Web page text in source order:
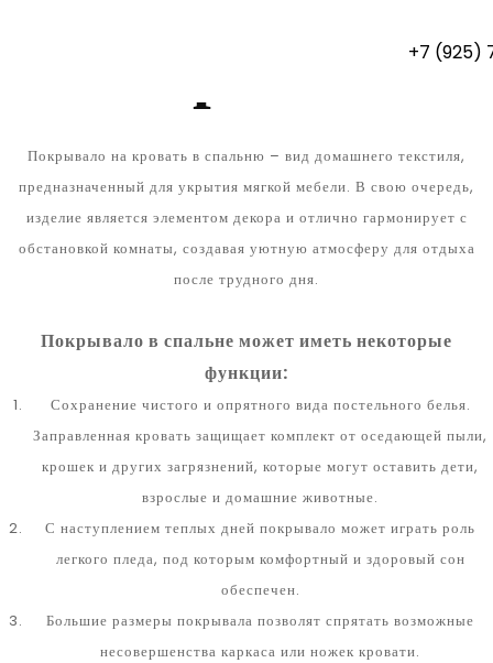
+7 (925)
Покрывала
Покрывало на кровать в спальню – вид домашнего текстиля,
предназначенный для укрытия мягкой мебели. В свою очередь,
изделие является элементом декора и отлично гармонирует с
обстановкой комнаты, создавая уютную атмосферу для отдыха
после трудного дня.
Покрывало в спальне может иметь некоторые
функции:
Сохранение чистого и опрятного вида постельного белья.
Заправленная кровать защищает комплект от оседающей пыли,
крошек и других загрязнений, которые могут оставить дети,
взрослые и домашние животные.
С наступлением теплых дней покрывало может играть роль
легкого пледа, под которым комфортный и здоровый сон
обеспечен.
Большие размеры покрывала позволят спрятать возможные
несовершенства каркаса или ножек кровати.